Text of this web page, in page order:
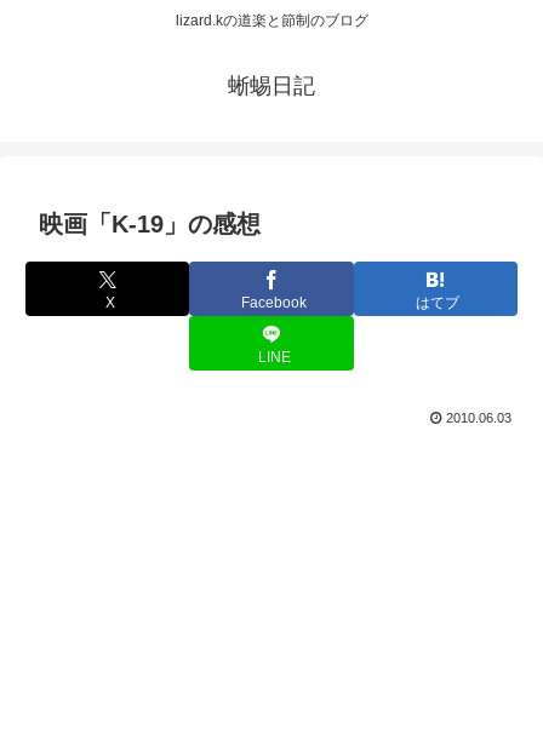
lizard.kの道楽と節制のブログ
蜥蜴日記
映画「K-19」の感想
X Facebook はてブ
LINE
2010.06.03